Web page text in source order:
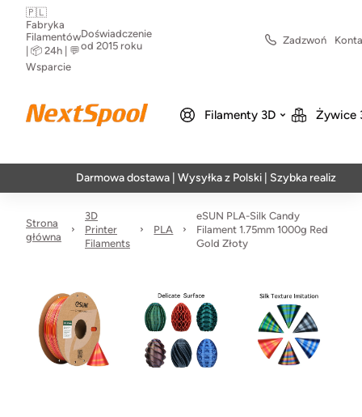
🇵🇱
Fabryka
Filamentów
| 📦 24h | 💬
Wsparcie
Doświadczenie
od 2015 roku
Zadzwoń
Filamenty 3D Żywice
Darmowa dostawa | Wysyłka z Polski | Szybka realizacja w 24h
Strona
główna
3D
Printer
Filaments
PLA
eSUN PLA-Silk Candy
Filament 1.75mm 1000g Red
Gold Złoty